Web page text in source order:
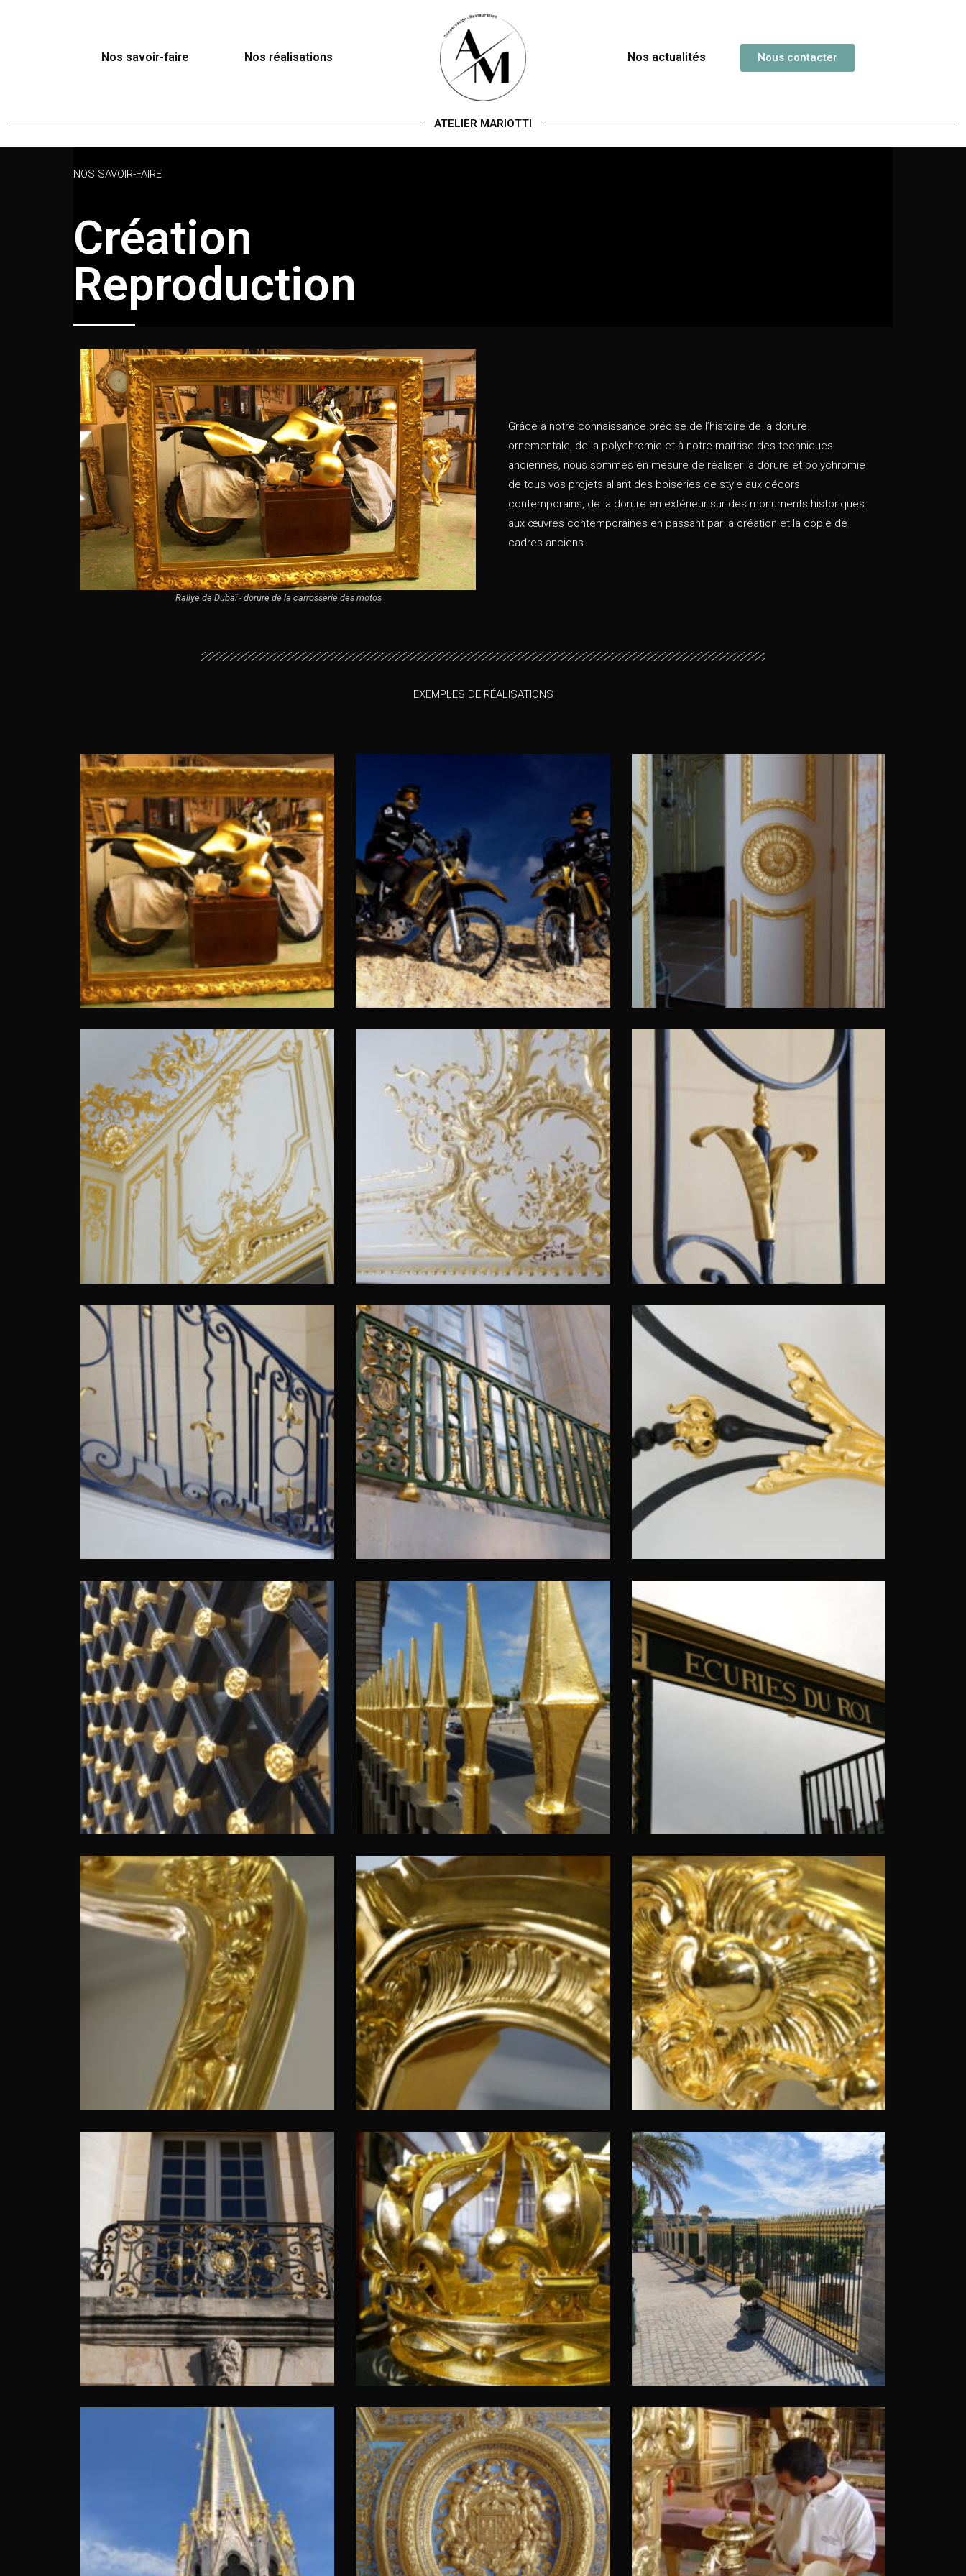
Nos savoir-faire Nos réalisations Nos actualités Nous contacter
ATELIER MARIOTTI
NOS SAVOIR-FAIRE
Création
Reproduction
Rallye de Dubaï - dorure de la carrosserie des motos
Grâce à notre connaissance précise de l’histoire de la dorure
ornementale, de la polychromie et à notre maitrise des techniques
anciennes, nous sommes en mesure de réaliser la dorure et polychromie
de tous vos projets allant des boiseries de style aux décors
contemporains, de la dorure en extérieur sur des monuments historiques
aux œuvres contemporaines en passant par la création et la copie de
cadres anciens.
EXEMPLES DE RÉALISATIONS